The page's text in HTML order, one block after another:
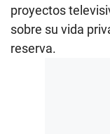
proyectos
sobre su vida
reserva.